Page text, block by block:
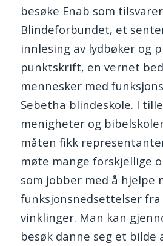
besøke Enab som tilsvarer
Blindeforbundet, et
innlesing av lydbøker og
punktskrift, en vernet
mennesker med
Sebetha blindeskole. I
menigheter og
måten fikk
møte mange forskjellige
som jobber med å hjelpe
funksjonsnedsettelser
vinklinger. Man kan
besøk danne seg et bilde